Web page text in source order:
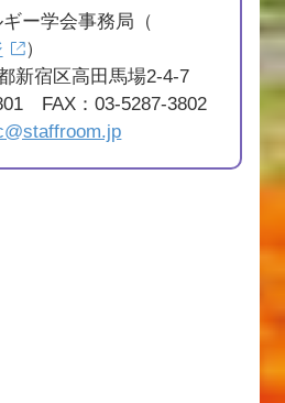
ー学会事務局（
）
新宿区高田馬場2-4-7
FAX：03-5287-3802